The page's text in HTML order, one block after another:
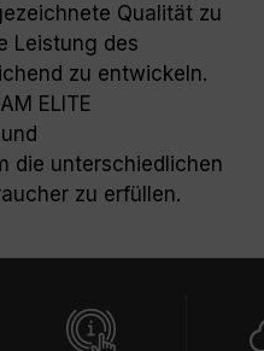
Qualität zu
Leistung des
zu entwickeln.
ELITE
die unterschiedlichen
zu erfüllen.